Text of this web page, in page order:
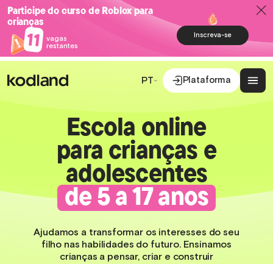
PT Plataforma
Participe do curso de Roblox para
crianças
11
vagas
restantes
Inscreva-se
Escola online
para crianças e
adolescentes
de 5 a 17 anos
Ajudamos a transformar os interesses do seu
filho nas habilidades do futuro. Ensinamos
crianças a pensar, criar e construir